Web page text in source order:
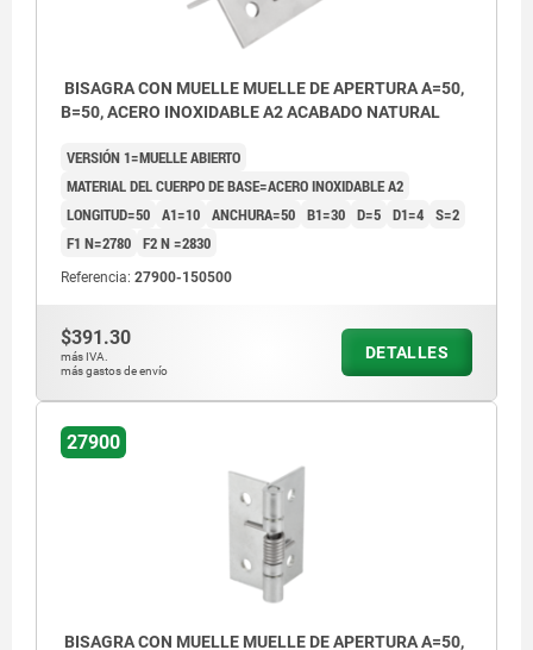
BISAGRA CON MUELLE MUELLE DE APERTURA A=50,
B=50, ACERO INOXIDABLE A2 ACABADO NATURAL
VERSIÓN 1=MUELLE ABIERTO
MATERIAL DEL CUERPO DE BASE=ACERO INOXIDABLE A2
LONGITUD=50 A1=10 ANCHURA=50 B1=30 D=5 D1=4 S=2
F1 N=2780 F2 N =2830
Referencia: 27900-150500
$391.30
más IVA.
más gastos de envío
DETALLES
27900
BISAGRA CON MUELLE MUELLE DE APERTURA A=50,